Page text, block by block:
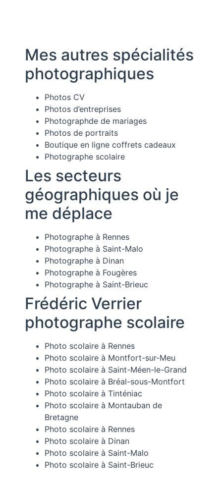
Mes autres spécialités
photographiques
Photos CV
Photos d’entreprises
Photographde de mariages
Photos de portraits
Boutique en ligne coffrets cadeaux
Photographe scolaire
Les secteurs
géographiques où je
me déplace
Photographe à Rennes
Photographe à Saint-Malo
Photographe à Dinan
Photographe à Fougères
Photographe à Saint-Brieuc
Frédéric Verrier
photographe scolaire
Photo scolaire à Rennes
Photo scolaire à Montfort-sur-Meu
Photo scolaire à Saint-Méen-le-Grand
Photo scolaire à Bréal-sous-Montfort
Photo scolaire à Tinténiac
Photo scolaire à Montauban de
Bretagne
Photo scolaire à Rennes
Photo scolaire à Dinan
Photo scolaire à Saint-Malo
Photo scolaire à Saint-Brieuc